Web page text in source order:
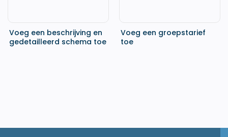
Voeg een beschrijving en
gedetailleerd schema toe
Voeg een groepstarief
toe